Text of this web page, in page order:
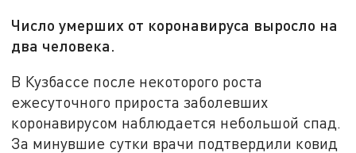
Число умерших от коронавируса выросло на
два человека.
В Кузбассе после некоторого роста
ежесуточного прироста заболевших
коронавирусом наблюдается небольшой спад.
За минувшие сутки врачи подтвердили ковид